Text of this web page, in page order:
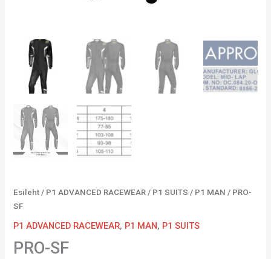
Esileht / P1 ADVANCED RACEWEAR / P1 SUITS / P1 MAN / PRO-
SF
P1 ADVANCED RACEWEAR, P1 MAN, P1 SUITS
PRO-SF